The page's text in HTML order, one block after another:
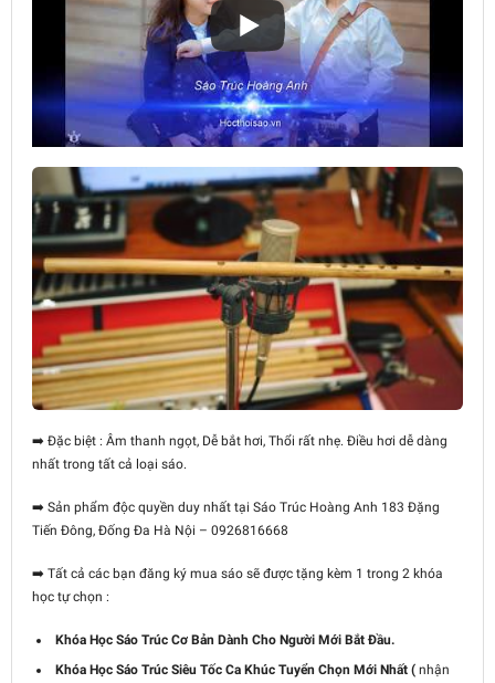
➡️ Đặc biệt : Âm thanh ngọt, Dễ bắt hơi, Thổi rất nhẹ. Điều hơi dễ dàng
nhất trong tất cả loại sáo.
➡️ Sản phẩm độc quyền duy nhất tại Sáo Trúc Hoàng Anh 183 Đặng
Tiến Đông, Đống Đa Hà Nội – 0926816668
➡️ Tất cả các bạn đăng ký mua sáo sẽ được tặng kèm 1 trong 2 khóa
học tự chọn :
Khóa Học Sáo Trúc Cơ Bản Dành Cho Người Mới Bắt Đầu.
Khóa Học Sáo Trúc Siêu Tốc Ca Khúc Tuyển Chọn Mới Nhất ( nhận